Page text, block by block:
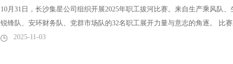
10月31日，长沙集星公司组织开展2025年职工拔河比赛。来自生产乘风队、
锐锋队、安环财务队、党群市场队的32名职工展开力量与意志的角逐。 比赛采取
单循环赛，每支参赛队8人。...
2025-11-03